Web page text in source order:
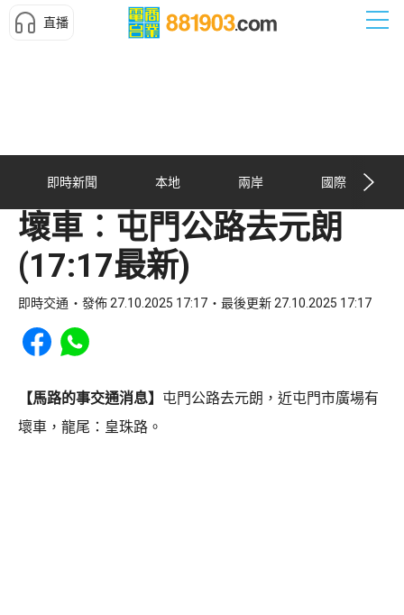
直播
即時新聞 本地 兩岸 國際
壞車︰屯門公路去元朗
(17:17最新)
即時交通 發佈 27.10.2025 17:17 最後更新 27.10.2025 17:17
Share to Facebook
Share to WhatsApp
【馬路的事交通消息】 屯門公路去元朗，近屯門市廣場有
壞車，龍尾：皇珠路。